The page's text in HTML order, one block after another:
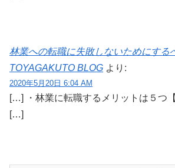
林業への転職に失敗しないためにする
TOYAGAKUTO BLOG より:
2020年5月20日 6:04 AM
[…] ・林業に転職するメリットは５つ
[…]